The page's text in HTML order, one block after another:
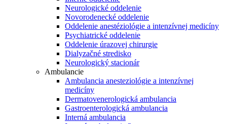
Neurologické oddelenie
Novorodenecké oddelenie
Oddelenie anestéziológie a intenzívnej medicíny
Psychiatrické oddelenie
Oddelenie úrazovej chirurgie
Dialyzačné stredisko
Neurologický stacionár
Ambulancie
Ambulancia anesteziológie a intenzívnej
medicíny
Dermatovenerologická ambulancia
Gastroenterologická ambulancia
Interná ambulancia